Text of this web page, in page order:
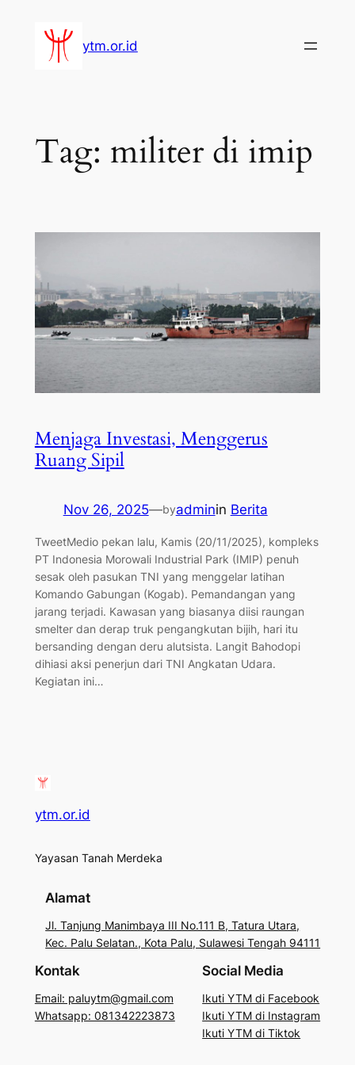
konten
ytm.or.id
Tag: militer di imip
Menjaga Investasi, Menggerus
Ruang Sipil
Nov 26, 2025—byadminin Berita
TweetMedio pekan lalu, Kamis (20/11/2025), kompleks
PT Indonesia Morowali Industrial Park (IMIP) penuh
sesak oleh pasukan TNI yang menggelar latihan
Komando Gabungan (Kogab). Pemandangan yang
jarang terjadi. Kawasan yang biasanya diisi raungan
smelter dan derap truk pengangkutan bijih, hari itu
bersanding dengan deru alutsista. Langit Bahodopi
dihiasi aksi penerjun dari TNI Angkatan Udara.
Kegiatan ini…
ytm.or.id
Yayasan Tanah Merdeka
Alamat
Jl. Tanjung Manimbaya III No.111 B, Tatura Utara,
Kec. Palu Selatan., Kota Palu, Sulawesi Tengah 94111
Kontak
Email: paluytm@gmail.com
Whatsapp: 081342223873
Social Media
Ikuti YTM di Facebook
Ikuti YTM di Instagram
Ikuti YTM di Tiktok